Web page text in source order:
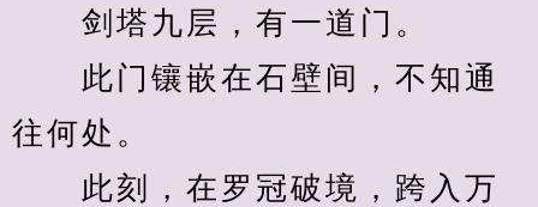
剑塔九层，有一道门。
此门镶嵌在石壁间，不知通
往何处。
此刻，在罗冠破境，跨入万